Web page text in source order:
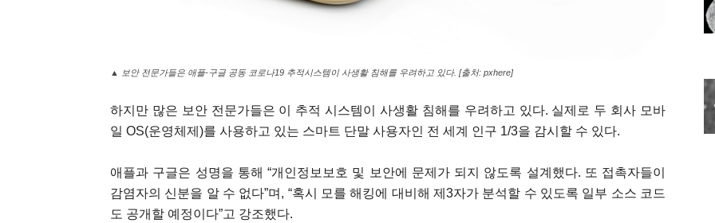
▲ 보안 전문가들은 애플-구글 공동 코로나19 추적시스템이 사생활 침해를 우려하고 있다. [출처: pxhere]
하지만 많은 보안 전문가들은 이 추적 시스템이 사생활 침해를 우려하고 있다. 실제로 두 회사 모바
일 OS(운영체제)를 사용하고 있는 스마트 단말 사용자인 전 세계 인구 1/3을 감시할 수 있다.
애플과 구글은 성명을 통해 “개인정보보호 및 보안에 문제가 되지 않도록 설계했다. 또 접촉자들이
감염자의 신분을 알 수 없다”며, “혹시 모를 해킹에 대비해 제3자가 분석할 수 있도록 일부 소스 코드
도 공개할 예정이다”고 강조했다.